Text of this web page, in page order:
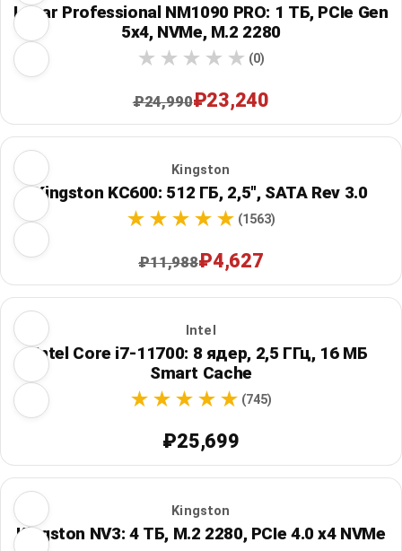
Lexar Professional NM1090 PRO: 1 ТБ, PCIe Gen
5x4, NVMe, M.2 2280
(0)
₽24,990₽23,240
Kingston
Kingston KC600: 512 ГБ, 2,5", SATA Rev 3.0
(1563)
₽11,988₽4,627
Intel
Intel Core i7-11700: 8 ядер, 2,5 ГГц, 16 МБ
Smart Cache
(745)
₽25,699
Kingston
Kingston NV3: 4 ТБ, M.2 2280, PCIe 4.0 x4 NVMe